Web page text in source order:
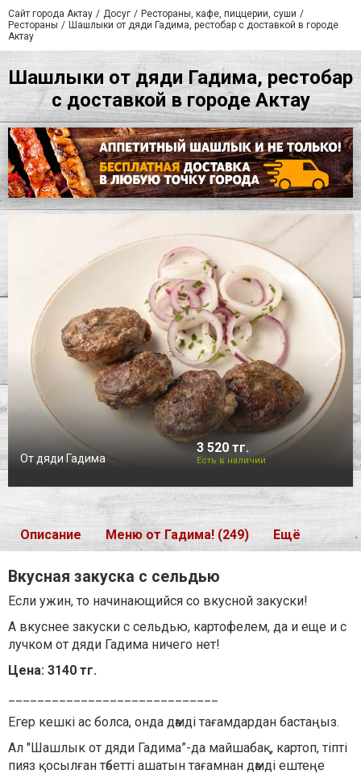
Сайт города Актау Досуг
Рестораны, кафе, пиццерии, суши
Рестораны
Шашлыки от дяди Гадима, рестобар с доставкой в городе
Актау
Шашлыки от дяди Гадима, рестобар
с доставкой в городе Актау
От дяди Гадима
3 520 тг.
Есть в наличии
Описание Меню от Гадима! (249) Ещё
Вкусная закуска с сельдью
Если ужин, то начинающийся со вкусной закуски!
А вкуснее закуски с сельдью, картофелем, да и еще и с
лучком от дяди Гадима ничего нет!
Цена: 3140 тг.
Егер кешкі ас болса, онда дәмді тағамдардан бастаңыз. ⠀
Ал "Шашлык от дяди Гадима”-да майшабақ, картоп, тіпті
пияз қосылған тәбетті ашатын тағамнан дәмді ештеңе